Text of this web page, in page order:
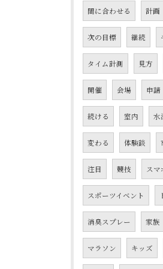
間に合わせる 計画
次の目標 継続
タイム計測 見方
開催 会場 申請
続ける 室内 水
変わる 体験談
注目 競技 スマ
スポーツイベント
消臭スプレー 家族
マラソン キッズ